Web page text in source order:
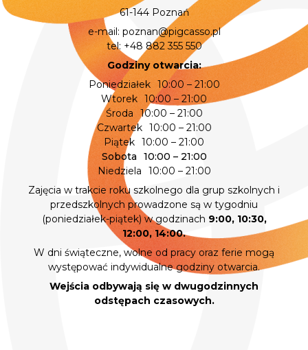
61-144 Poznań
e-mail: poznan@pigcasso.pl
tel: +48 882 355 550
Godziny otwarcia:
Poniedziałek 10:00 – 21:00
Wtorek 10:00 – 21:00
Środa
10:00 – 21:00
Czwartek 10:00 – 21:00
Piątek 10:00 – 21:00
Sobota
10:00 – 21:00
Niedziela
10:00 – 21:00
Zajęcia w trakcie roku szkolnego dla grup szkolnych i
przedszkolnych prowadzone są w tygodniu
(poniedziałek-piątek) w godzinach 9:00, 10:30,
12:00, 14:00.
W dni świąteczne, wolne od pracy oraz ferie mogą
występować indywidualne godziny otwarcia.
Wejścia odbywają się w dwugodzinnych
odstępach czasowych.